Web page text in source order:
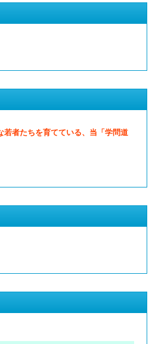
若者たちを育てている、当「学問道